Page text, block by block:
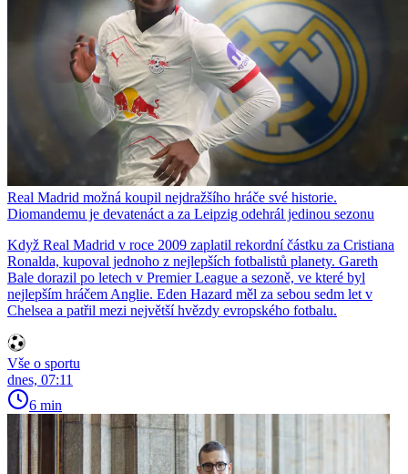
Real Madrid možná koupil nejdražšího hráče své historie.
Diomandemu je devatenáct a za Leipzig odehrál jedinou sezonu
Když Real Madrid v roce 2009 zaplatil rekordní částku za Cristiana
Ronalda, kupoval jednoho z nejlepších fotbalistů planety. Gareth
Bale dorazil po letech v Premier League a sezoně, ve které byl
nejlepším hráčem Anglie. Eden Hazard měl za sebou sedm let v
Chelsea a patřil mezi největší hvězdy evropského fotbalu.
Vše o sportu
dnes, 07:11
6 min